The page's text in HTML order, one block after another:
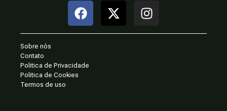
Sobre nós
Contato
Politica de Privacidade
Politica de Cookies
Termos de uso